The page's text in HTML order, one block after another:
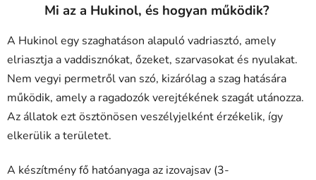
Mi az a Hukinol, és hogyan működik?
A Hukinol egy szaghatáson alapuló vadriasztó, amely
elriasztja a vaddisznókat, őzeket, szarvasokat és nyulakat.
Nem vegyi permetről van szó, kizárólag a szag hatására
működik, amely a ragadozók verejtékének szagát utánozza.
Az állatok ezt ösztönösen veszélyjelként érzékelik, így
elkerülik a területet.
A készítmény fő hatóanyaga az izovajsav (3-